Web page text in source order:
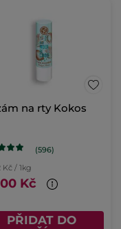
na rty Kokos
(596)
Kč / 1kg
Kč
PŘIDAT DO